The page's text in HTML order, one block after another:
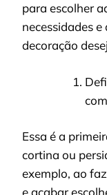
para escolher
necessidades
decoração
Essa é a
cortina ou
exemplo, ao
e acabar